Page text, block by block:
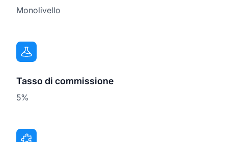
Monolivello
Tasso di commissione
5%